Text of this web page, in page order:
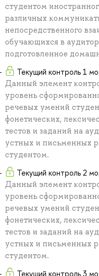
студентом
различных
непосредственного
обучающихся в
подготовленное
Текущий контроль 1
Данный элемент
уровень
речевых умений
фонетических,
тестов и заданий на
устных и письменных
студентом.
Текущий контроль 2
Данный элемент
уровень
речевых умений
фонетических,
тестов и заданий на
устных и письменных
студентом.
Текущий контроль 3